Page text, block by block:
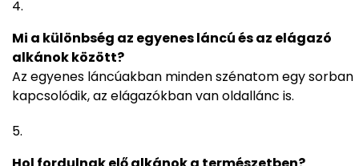
Mi a különbség az egyenes láncú és az elágazó
alkánok között?
Az egyenes láncúakban minden szénatom egy sorban
kapcsolódik, az elágazókban van oldallánc is.